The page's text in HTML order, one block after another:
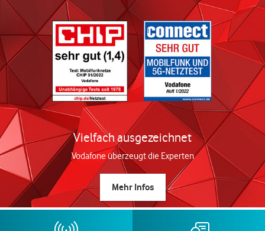
Vielfach ausgezeichnet
Vodafone überzeugt die Experten
Mehr Infos